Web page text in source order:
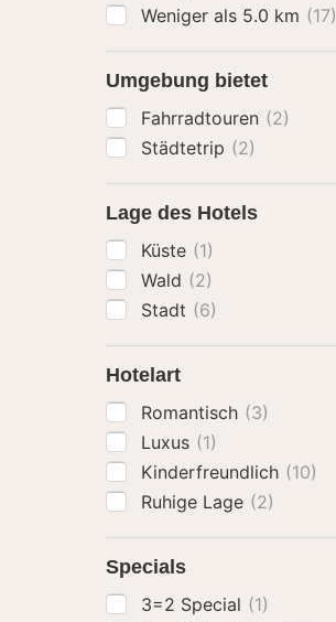
Weniger als 5.0 km (17)
Umgebung bietet
Fahrradtouren (2)
Städtetrip (2)
Lage des Hotels
Küste (1)
Wald (2)
Stadt (6)
Hotelart
Romantisch (3)
Luxus (1)
Kinderfreundlich (10)
Ruhige Lage (2)
Specials
3=2 Special (1)